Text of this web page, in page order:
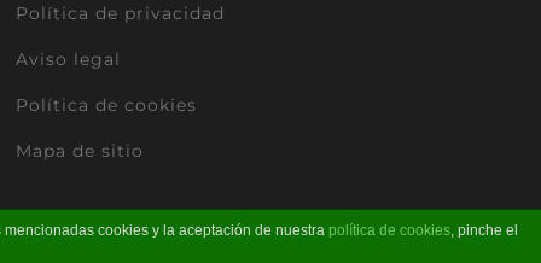
Política de privacidad
Aviso legal
Política de cookies
Mapa de sitio
cookies y la aceptación de nuestra política de cookies, pinche el